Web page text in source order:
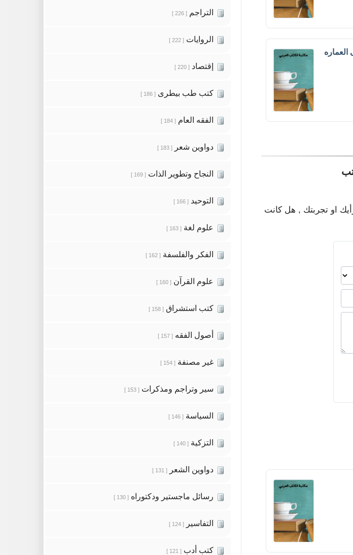
العماره
او تجربتك , هل كانت
التراجم [ 226 ]
الروايات [ 222 ]
إقتصاد [ 220 ]
كتب طب بيطرى [ 186 ]
الفقه العام [ 184 ]
دواوين شعر [ 183 ]
النجاح وتطوير الذات [ 169 ]
التوحيد [ 166 ]
علوم لغة [ 163 ]
الفكر والفلسفة [ 162 ]
علوم القرآن [ 160 ]
كتب استشراق [ 158 ]
أصول الفقه [ 157 ]
غير مصنفة [ 154 ]
سير وتراجم ومذكرات [ 153 ]
السياسة [ 146 ]
التزكية [ 140 ]
دواوين الشعر [ 131 ]
رسائل ماجستير ودكتوراه [ 130 ]
التفاسير [ 124 ]
كتب أدب [ 121 ]